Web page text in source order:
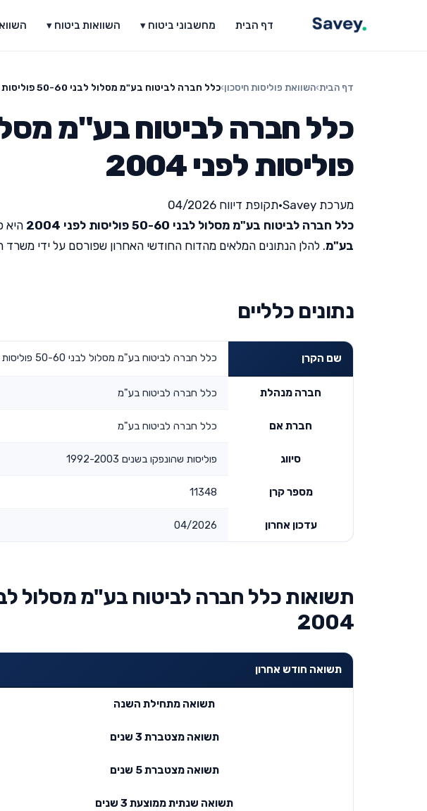
דף הבית מחשבוני ביטוח ▾ השוואות ביטוח ▾
דף הבית›השוואת פוליסות חיסכון›כלל חברה לביטוח בע"מ מסלול לבני 50-60 פוליסות לפני 2004
פוליסות לפני 2004
מערכת Savey •תקופת דיווח 04/2026
כלל חברה לביטוח בע"מ מסלול לבני 50-60 פוליסות לפני 2004
היא
בע"מ. להלן הנתונים המלאים מהדוח החודשי האחרון שפורסם על ידי משרד האוצר
נתונים כלליים
שם הקרן כלל חברה לביטוח בע"מ מסלול לבני 50-60 פוליסות לפני 2004
חברה מנהלת כלל חברה לביטוח בע"מ
חברת אם כלל חברה לביטוח בע"מ
סיווג פוליסות שהונפקו בשנים 1992-2003
מספר קרן 11348
עדכון אחרון 04/2026
2004
תשואה חודש אחרון
תשואה מתחילת השנה
תשואה מצטברת 3 שנים
תשואה מצטברת 5 שנים
תשואה שנתית ממוצעת 3 שנים